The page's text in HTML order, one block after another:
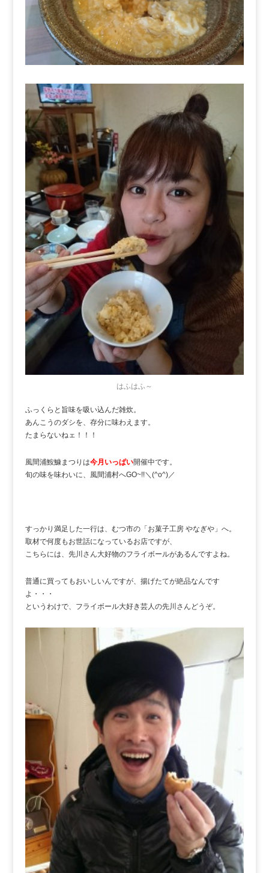
はふはふ～
ふっくらと旨味を吸い込んだ雑炊。
あんこうのダシを、存分に味わえます。
たまらないねェ！！！
風間浦鮟鱇まつりは今月いっぱい開催中です。
旬の味を味わいに、風間浦村へGO~!!＼(^o^)／
すっかり満足した一行は、むつ市の「お菓子工房 やなぎや」へ。
取材で何度もお世話になっているお店ですが、
こちらには、先川さん大好物のフライボールがあるんですよね。
普通に買ってもおいしいんですが、揚げたてが絶品なんです
よ・・・
というわけで、フライボール大好き芸人の先川さんどうぞ。